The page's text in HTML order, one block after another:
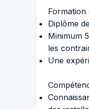
Formation
Diplôme
Minimum
les
Une